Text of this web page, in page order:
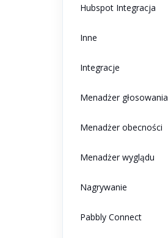
Hubspot Integracja
Inne
Integracje
Menadżer głosowania
Menadżer obecności
Menadżer wyglądu
Nagrywanie
Pabbly Connect